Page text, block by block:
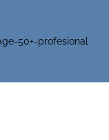
50+-profesional